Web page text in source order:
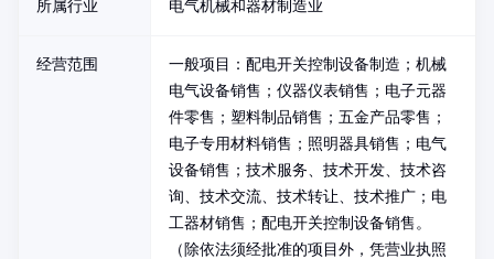
所属行业 电气机械和器材制造业
经营范围
一般项目：配电开关控制设备制造；机械
电气设备销售；仪器仪表销售；电子元器
件零售；塑料制品销售；五金产品零售；
电子专用材料销售；照明器具销售；电气
设备销售；技术服务、技术开发、技术咨
询、技术交流、技术转让、技术推广；电
工器材销售；配电开关控制设备销售。
（除依法须经批准的项目外，凭营业执照